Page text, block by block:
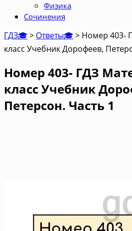
Физика
Сочинения
ГДЗ🎓> Ответы🎓> Номер 403-
класс Учебник Дорофеев,
Номер 403- ГДЗ
класс Учебник
Петерсон. Часть 1